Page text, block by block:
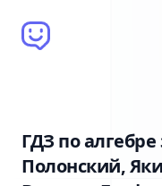
Brain Bot
ГДЗ по
Полонский,